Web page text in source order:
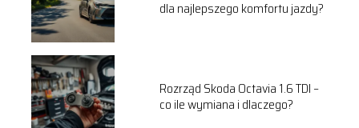
dla najlepszego komfortu jazdy?
Rozrząd Skoda Octavia 1.6 TDI –
co ile wymiana i dlaczego?